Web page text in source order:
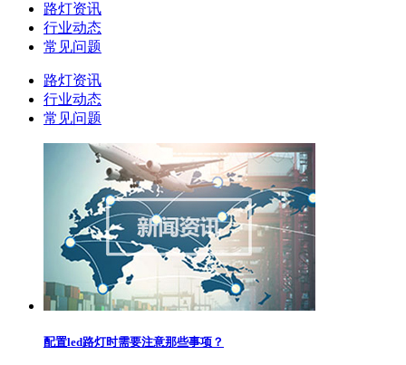
路灯资讯
行业动态
常见问题
路灯资讯
行业动态
常见问题
配置led路灯时需要注意那些事项？